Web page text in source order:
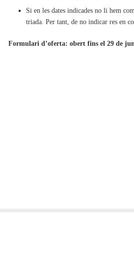
Si en les dates indicades no li hem
triada. Per tant, de no indicar res en
Formulari d’oferta: obert fins el 29 de